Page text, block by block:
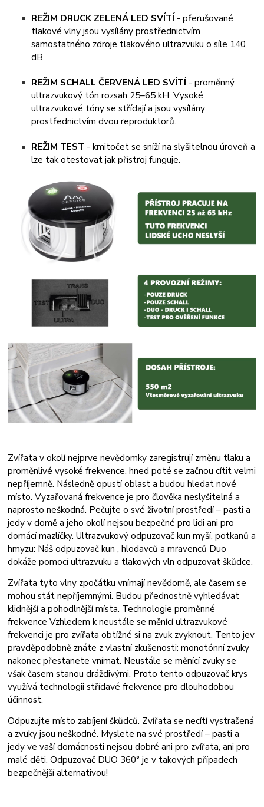
REŽIM DRUCK ZELENÁ LED SVÍTÍ - přerušované
tlakové vlny jsou vysílány prostřednictvím
samostatného zdroje tlakového ultrazvuku o síle 140
dB.
REŽIM SCHALL ČERVENÁ LED SVÍTÍ - proměnný
ultrazvukový tón rozsah 25–65 kH. Vysoké
ultrazvukové tóny se střídají a jsou vysílány
prostřednictvím dvou reproduktorů.
REŽIM TEST - kmitočet se sníží na slyšitelnou úroveň a
lze tak otestovat jak přístroj funguje.
Zvířata v okolí nejprve nevědomky zaregistrují změnu tlaku a
proměnlivé vysoké frekvence, hned poté se začnou cítit velmi
nepříjemně. Následně opustí oblast a budou hledat nové
místo. Vyzařovaná frekvence je pro člověka neslyšitelná a
naprosto neškodná. Pečujte o své životní prostředí – pasti a
jedy v domě a jeho okolí nejsou bezpečné pro lidi ani pro
domácí mazlíčky. Ultrazvukový odpuzovač kun myší, potkanů a
hmyzu: Náš odpuzovač kun , hlodavců a mravenců Duo
dokáže pomocí ultrazvuku a tlakových vln odpuzovat škůdce.
Zvířata tyto vlny zpočátku vnímají nevědomě, ale časem se
mohou stát nepříjemnými. Budou přednostně vyhledávat
klidnější a pohodlnější místa. Technologie proměnné
frekvence Vzhledem k neustále se měnící ultrazvukové
frekvenci je pro zvířata obtížné si na zvuk zvyknout. Tento jev
pravděpodobně znáte z vlastní zkušenosti: monotónní zvuky
nakonec přestanete vnímat. Neustále se měnící zvuky se
však časem stanou dráždivými. Proto tento odpuzovač krys
využívá technologii střídavé frekvence pro dlouhodobou
účinnost.
Odpuzujte místo zabíjení škůdců. Zvířata se necítí vystrašená
a zvuky jsou neškodné. Myslete na své prostředí – pasti a
jedy ve vaší domácnosti nejsou dobré ani pro zvířata, ani pro
malé děti. Odpuzovač DUO 360° je v takových případech
bezpečnější alternativou!